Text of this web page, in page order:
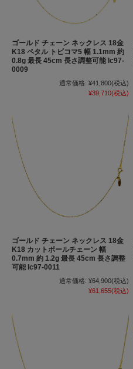
ゴールド チェーン ネックレス 18金
K18 ペタル トビコマ5 幅 1.1mm 約
0.8g 最長 45cm 長さ調整可能 lc97-
0009
通常価格: ¥41,800(税込)
¥39,710(税込)
ゴールド チェーン ネックレス 18金
K18 カットボールチェーン 幅
0.7mm 約 1.2g 最長 45cm 長さ調整
可能 lc97-0011
通常価格: ¥64,900(税込)
¥61,655(税込)